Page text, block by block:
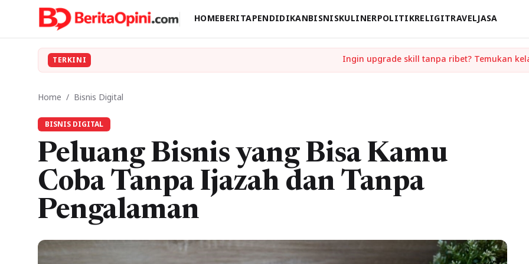
HOMEBERITAPENDIDIKANBISNISKULINERPOLITIKRELIGITRAVELJASA
TERKINI
Home / Bisnis Digital
BISNIS DIGITAL
Peluang Bisnis yang Bisa Kamu
Coba Tanpa Ijazah dan Tanpa
Pengalaman